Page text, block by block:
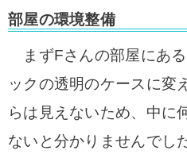
部屋の環境整備
まずFさんの部屋にあ
ックの透明のケースに変
らは見えないため、中に
ないと分かりませんでし